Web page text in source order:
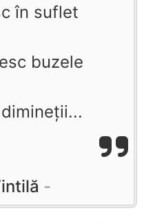
în suflet
buzele